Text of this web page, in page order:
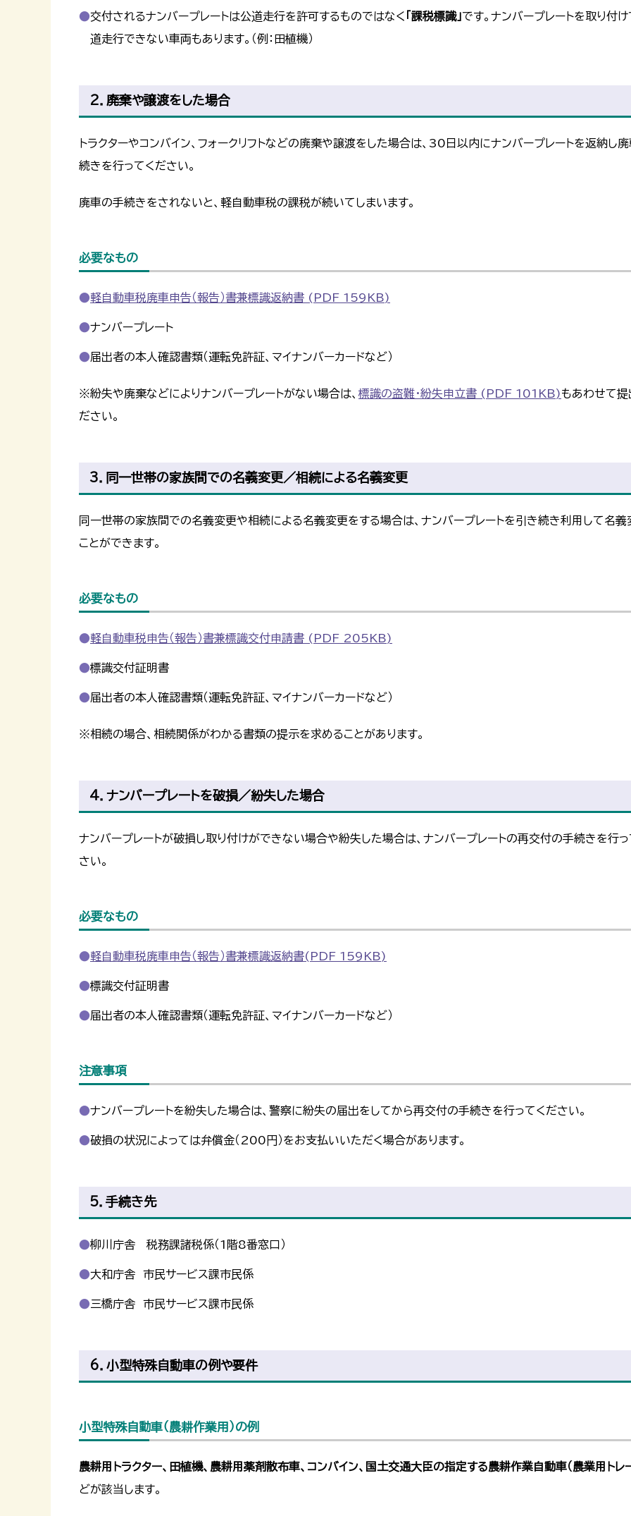
交付されるナンバープレートは公道走行を許可するものではなく 「課税標識」です。ナンバープレートを取り付
道走行できない車両もあります。（例：田植機）
2．廃棄や譲渡をした場合
トラクターやコンバイン、フォークリフトなどの廃棄や譲渡をした場合は、30日以内にナンバープレートを返納し
続きを行ってください。
廃車の手続きをされないと、軽自動車税の課税が続いてしまいます。
必要なもの
軽自動車税廃車申告（報告）書兼標識返納書 (PDF 159KB)
ナンバープレート
届出者の本人確認書類（運転免許証、マイナンバーカードなど）
※紛失や廃棄などによりナンバープレートがない場合は、 標識の盗難・紛失申立書 (PDF 101KB)もあわせて提
ださい。
3．同一世帯の家族間での名義変更／相続による名義変更
同一世帯の家族間での名義変更や相続による名義変更をする場合は、ナンバープレートを引き続き利用して名義
ことができます。
必要なもの
軽自動車税申告（報告）書兼標識交付申請書 (PDF 205KB)
標識交付証明書
届出者の本人確認書類（運転免許証、マイナンバーカードなど）
※相続の場合、相続関係がわかる書類の提示を求めることがあります。
4．ナンバープレートを破損／紛失した場合
ナンバープレートが破損し取り付けができない場合や紛失した場合は、ナンバープレートの再交付の手続きを行
さい。
必要なもの
軽自動車税廃車申告（報告）書兼標識返納書(PDF 159KB)
標識交付証明書
届出者の本人確認書類（運転免許証、マイナンバーカードなど）
注意事項
ナンバープレートを紛失した場合は、警察に紛失の届出をしてから再交付の手続きを行ってください。
破損の状況によっては弁償金（200円）をお支払いいただく場合があります。
5．手続き先
柳川庁舎 税務課諸税係（1階8番窓口）
大和庁舎 市民サービス課市民係
三橋庁舎 市民サービス課市民係
6．小型特殊自動車の例や要件
小型特殊自動車（農耕作業用）の例
農耕用トラクター、田植機、農耕用薬剤散布車、コンバイン、国土交通大臣の指定する農耕作業自動車（農業用トレ
どが該当します。